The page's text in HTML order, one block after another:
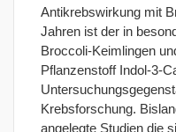
Antikrebswirkung mit
Jahren ist der in
Broccoli-Keimlingen
Pflanzenstoff Indol-3-
Krebsforschung.
angelegte Studien die